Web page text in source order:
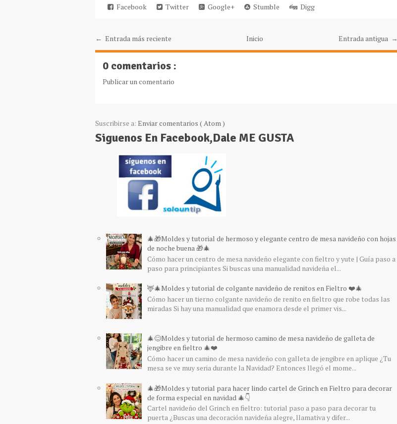
Facebook Twitter Google+ Stumble Digg
← Entrada más reciente Entrada antigua →
Inicio
0 comentarios :
Publicar un comentario
Suscribirse a: Enviar comentarios ( Atom )
Siguenos En Facebook,Dale ME GUSTA
🎄🎁Moldes y tutorial de hermoso y elegante centro de mesa navideño con hojas
de noche buena 🎁🎄
Cómo hacer un centro de mesa navideño elegante con fieltro y yute | Guía paso a
paso para principiantes Si buscas una manualidad navideña el...
🦌🎄Moldes y tutorial de colgante navideño de renitos en Fieltro ❤️🎄
Cómo hacer un tierno colgante navideño de renito en fieltro que robe todas las
miradas Si hay una manualidad que enamora desde el primer vis...
🎄😊Moldes y tutorial de hermoso camino de mesa navideño de galleta de
jengibre en fieltro 🎄❤️
Cómo hacer un camino de mesa navideño con galleta de jengibre en aplique ¿Tu
mesa se ve muy seria durante la Navidad? Entonces llegó el mome...
🎄🎁Moldes y tutorial para hacer lindo cartel de Grinch en Fieltro para decorar
de forma especial en navidad 🎄👇
Cartel navideño del Grinch en fieltro: tutorial paso a paso para decorar tu
puerta ¿Buscas una decoración navideña alegre, llamativa y difer...